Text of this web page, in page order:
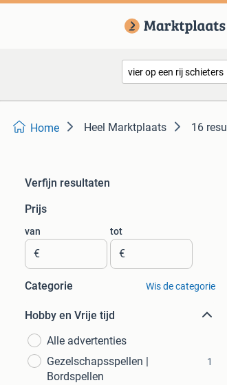
Home Heel Marktplaats 16
Verfijn resultaten
Prijs
van
€
tot
€
Categorie Wis de categorie
Hobby en Vrije tijd
Alle advertenties
Gezelschapsspellen |
Bordspellen
1